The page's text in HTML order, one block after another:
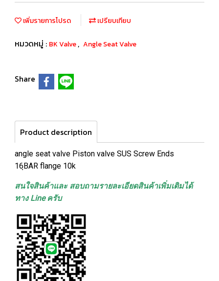
เพิ่มรายการโปรด เปรียบเทียบ
หมวดหมู่ : BK Valve, Angle Seat Valve
Share
Product description
angle seat valve Piston valve SUS Screw Ends
16ฺBAR flange 10k
สนใจสินค้าและ สอบถามรายละเอียดสินค้าเพิ่มเติมได้
ทาง Line ครับ